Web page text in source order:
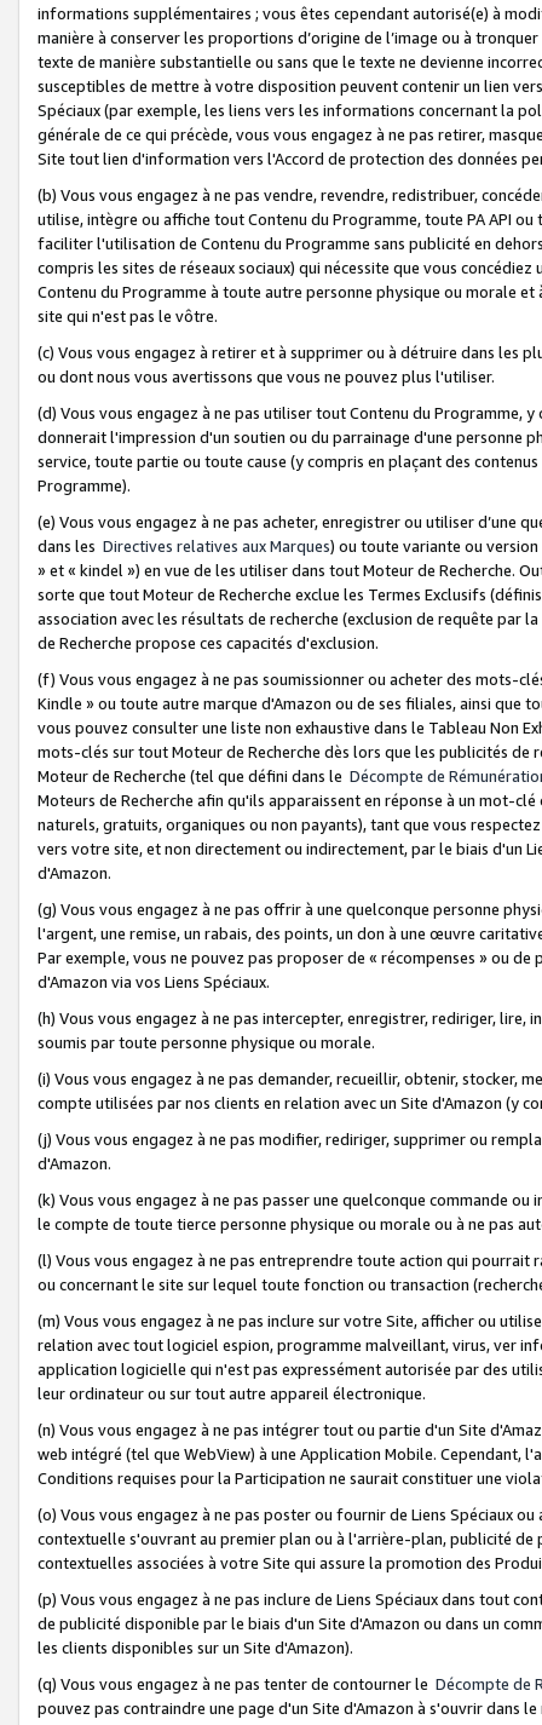
informations supplémentaires ; vous êtes cependant autorisé(e) à
manière à conserver les proportions d’origine de l’image ou à
texte de manière substantielle ou sans que le texte ne devienne
susceptibles de mettre à votre disposition peuvent contenir un lien
Spéciaux (par exemple, les liens vers les informations concernant la
générale de ce qui précède, vous vous engagez à ne pas retirer,
Site tout lien d'information vers l'Accord de protection des données
(b) Vous vous engagez à ne pas vendre, revendre, redistribuer,
utilise, intègre ou affiche tout Contenu du Programme, toute PA API
faciliter l'utilisation de Contenu du Programme sans publicité en
compris les sites de réseaux sociaux) qui nécessite que vous
Contenu du Programme à toute autre personne physique ou morale
site qui n'est pas le vôtre.
(c) Vous vous engagez à retirer et à supprimer ou à détruire dans les
ou dont nous vous avertissons que vous ne pouvez plus l'utiliser.
(d) Vous vous engagez à ne pas utiliser tout Contenu du Programme,
donnerait l'impression d'un soutien ou du parrainage d'une personne
service, toute partie ou toute cause (y compris en plaçant des
Programme).
(e) Vous vous engagez à ne pas acheter, enregistrer ou utiliser d’une
dans les Directives relatives aux Marques) ou toute variante ou
» et « kindel ») en vue de les utiliser dans tout Moteur de Recherche.
sorte que tout Moteur de Recherche exclue les Termes Exclusifs
association avec les résultats de recherche (exclusion de requête
de Recherche propose ces capacités d'exclusion.
(f) Vous vous engagez à ne pas soumissionner ou acheter des mots-
Kindle » ou toute autre marque d'Amazon ou de ses filiales, ainsi que
vous pouvez consulter une liste non exhaustive dans le Tableau Non
mots-clés sur tout Moteur de Recherche dès lors que les publicités de
Moteur de Recherche (tel que défini dans le Décompte de
Moteurs de Recherche afin qu'ils apparaissent en réponse à un mot-
naturels, gratuits, organiques ou non payants), tant que vous
vers votre site, et non directement ou indirectement, par le biais d'un
d'Amazon.
(g) Vous vous engagez à ne pas offrir à une quelconque personne
l'argent, une remise, un rabais, des points, un don à une œuvre
Par exemple, vous ne pouvez pas proposer de « récompenses » ou
d'Amazon via vos Liens Spéciaux.
(h) Vous vous engagez à ne pas intercepter, enregistrer, rediriger,
soumis par toute personne physique ou morale.
(i) Vous vous engagez à ne pas demander, recueillir, obtenir, stocker,
compte utilisées par nos clients en relation avec un Site d'Amazon (y
(j) Vous vous engagez à ne pas modifier, rediriger, supprimer ou
d'Amazon.
(k) Vous vous engagez à ne pas passer une quelconque commande
le compte de toute tierce personne physique ou morale ou à ne pas
(l) Vous vous engagez à ne pas entreprendre toute action qui
ou concernant le site sur lequel toute fonction ou transaction
(m) Vous vous engagez à ne pas inclure sur votre Site, afficher ou
relation avec tout logiciel espion, programme malveillant, virus, ver
application logicielle qui n'est pas expressément autorisée par des
leur ordinateur ou sur tout autre appareil électronique.
(n) Vous vous engagez à ne pas intégrer tout ou partie d'un Site
web intégré (tel que WebView) à une Application Mobile. Cependant,
Conditions requises pour la Participation ne saurait constituer une
(o) Vous vous engagez à ne pas poster ou fournir de Liens Spéciaux
contextuelle s'ouvrant au premier plan ou à l'arrière-plan, publicité
contextuelles associées à votre Site qui assure la promotion des
(p) Vous vous engagez à ne pas inclure de Liens Spéciaux dans tout
de publicité disponible par le biais d'un Site d'Amazon ou dans un
les clients disponibles sur un Site d'Amazon).
(q) Vous vous engagez à ne pas tenter de contourner le Décompte de
pouvez pas contraindre une page d'un Site d'Amazon à s'ouvrir dans